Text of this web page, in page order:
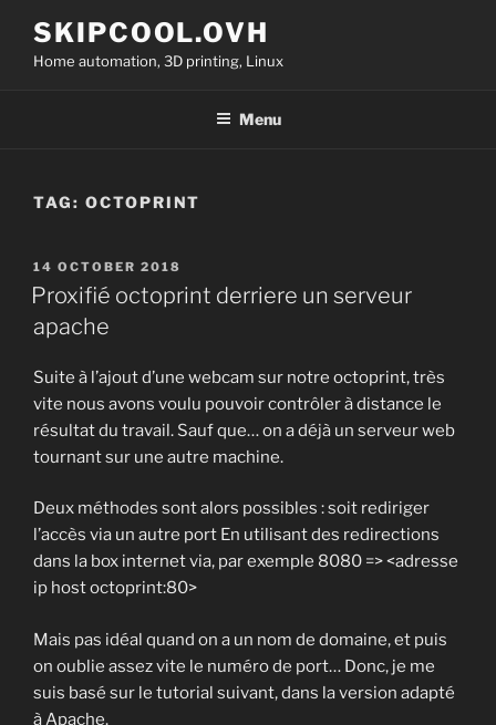
content
SKIPCOOL.OVH
Home automation, 3D printing, Linux
Menu
TAG: OCTOPRINT
POSTED
ON
14 OCTOBER 2018
Proxifié octoprint derriere un serveur
apache
Suite à l’ajout d’une webcam sur notre octoprint, très
vite nous avons voulu pouvoir contrôler à distance le
résultat du travail. Sauf que… on a déjà un serveur web
tournant sur une autre machine.
Deux méthodes sont alors possibles : soit rediriger
l’accès via un autre port En utilisant des redirections
dans la box internet via, par exemple 8080 => <adresse
ip host octoprint:80>
Mais pas idéal quand on a un nom de domaine, et puis
on oublie assez vite le numéro de port… Donc, je me
suis basé sur le tutorial suivant, dans la version adapté
à Apache.